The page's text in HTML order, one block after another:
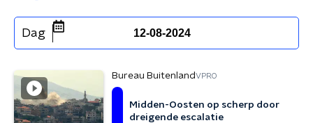
Dag 12-08-2024
Bureau BuitenlandVPRO
Midden-Oosten op scherp door
dreigende escalatie